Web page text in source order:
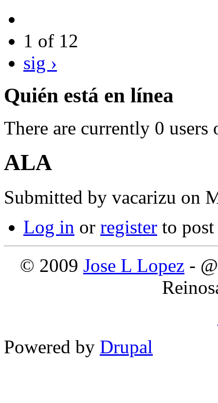
1 of 12
sig ›
Quién está en línea
There are currently 0 users
ALA
Submitted by vacarizu on
Log in or register to
© 2009 Jose L Lopez -
Powered by Drupal